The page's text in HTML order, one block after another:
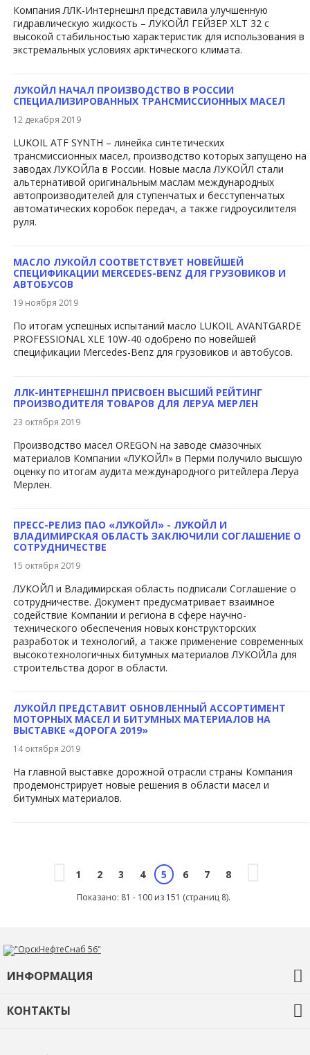
Компания ЛЛК-Интернешнл представила улучшенную
гидравлическую жидкость – ЛУКОЙЛ ГЕЙЗЕР XLT 32 с
высокой стабильностью характеристик для использования в
экстремальных условиях арктического климата.
ЛУКОЙЛ НАЧАЛ ПРОИЗВОДСТВО В РОССИИ
СПЕЦИАЛИЗИРОВАННЫХ ТРАНСМИССИОННЫХ МАСЕЛ
12 декабря 2019
​LUKOIL ATF SYNTH – линейка синтетических
трансмиссионных масел, производство которых запущено на
заводах ЛУКОЙЛа в России. Новые масла ЛУКОЙЛ стали
альтернативой оригинальным маслам международных
автопроизводителей для ступенчатых и бесступенчатых
автоматических коробок передач, а также гидроусилителя
руля.
МАСЛО ЛУКОЙЛ СООТВЕТСТВУЕТ НОВЕЙШЕЙ
СПЕЦИФИКАЦИИ MERCEDES-BENZ ДЛЯ ГРУЗОВИКОВ И
АВТОБУСОВ
19 ноября 2019
По итогам успешных испытаний масло LUKOIL AVANTGARDE ​
PROFESSIONAL XLE 10W-40 одобрено по новейшей
спецификации Mercedes-Benz​ для грузовиков и автобусов.
ЛЛК-ИНТЕРНЕШНЛ ПРИСВОЕН ВЫСШИЙ РЕЙТИНГ
ПРОИЗВОДИТЕЛЯ ТОВАРОВ ДЛЯ ЛЕРУА МЕРЛЕН
23 октября 2019
Производство масел OREGON на заводе смазочных
материалов Компании «ЛУКОЙЛ» в Перми получи​ло высшую
оценку по итогам аудита международного ритейлера Леруа
Мерлен.
ПРЕСС-РЕЛИЗ ПАО «ЛУКОЙЛ» - ЛУКОЙЛ И
ВЛАДИМИРСКАЯ ОБЛАСТЬ ЗАКЛЮЧИЛИ СОГЛАШЕНИЕ О
СОТРУДНИЧЕСТВЕ
15 октября 2019
​ЛУКОЙЛ и Владимирская область подписали Соглашение о
сотрудничестве. Документ предусматривает взаимное
содействие Компании и региона в сфере научно-
технического обеспечения новых конструкторских
разработок и технологий, а также применение современных
высокотехнологичных битумных материалов ЛУКОЙЛа ​для
строительства дорог в области.
ЛУКОЙЛ ПРЕДСТАВИТ ОБНОВЛЕННЫЙ АССОРТИМЕНТ
МОТОРНЫХ МАСЕЛ И БИТУМНЫХ МАТЕРИАЛОВ НА
ВЫСТАВКЕ «ДОРОГА 2019»
14 октября 2019
​На главной выставке дорожной отрасли страны Компания
продемонстрирует новые решения в области масел и
битумных материалов.​
1 2 3 4 5 6 7 8
Показано: 81 - 100 из 151 (страниц 8).
ИНФОРМАЦИЯ
О компании
КОНТАКТЫ